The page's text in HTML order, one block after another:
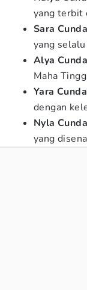
yang terbit
Sara
yang
Alya
Maha
Yara
dengan
Nyla
yang